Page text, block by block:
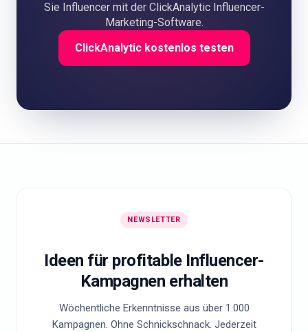
Sie Influencer mit der ClickAnalytic Influencer-
Marketing-Software.
ClickAnalytic kostenlos testen
NEWSLETTER
Ideen für profitable Influencer-
Kampagnen erhalten
Wöchentliche Erkenntnisse aus über 1.000
Kampagnen. Ohne Schnickschnack. Jederzeit